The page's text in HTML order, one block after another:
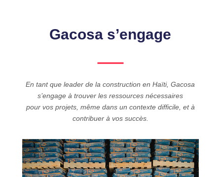
Gacosa s’engage
En tant que leader de la construction en Haïti, Gacosa
s’engage à trouver les ressources nécessaires
pour vos projets, même dans un contexte difficile, et à
contribuer à vos succès.